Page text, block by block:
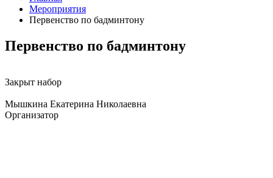
Мероприятия
Первенство по бадминтону
Первенство по бадминтону
Закрыт набор
Мышкина Екатерина Николаевна
Организатор